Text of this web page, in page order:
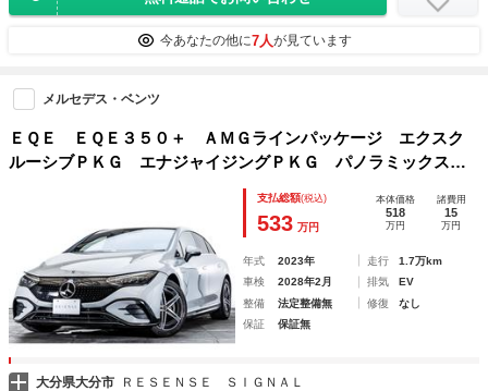
今あなたの他に7人が見ています
メルセデス・ベンツ
ＥＱＥ ＥＱＥ３５０＋ ＡＭＧラインパッケージ エクスク
ルーシブＰＫＧ エナジャイジングＰＫＧ パノラミックスラ
イディングルーフ ＬＥＤデジタルヘッドライト ＡＭＧ１９
インチＡＷ ステアリングヒーター Ｂｕｒｍｅｓｔｅｒ シ
ートベンチレーション
支払総額(税込)
533 万円
本体価格
518
万円
諸費用
15
万円
年式 2023年 走行
1.7万km
車検
2028年2月 排気
EV
整備
法定整備無 修復
なし
保証
保証無
大分県大分市 ＲＥＳＥＮＳＥ ＳＩＧＮＡＬ